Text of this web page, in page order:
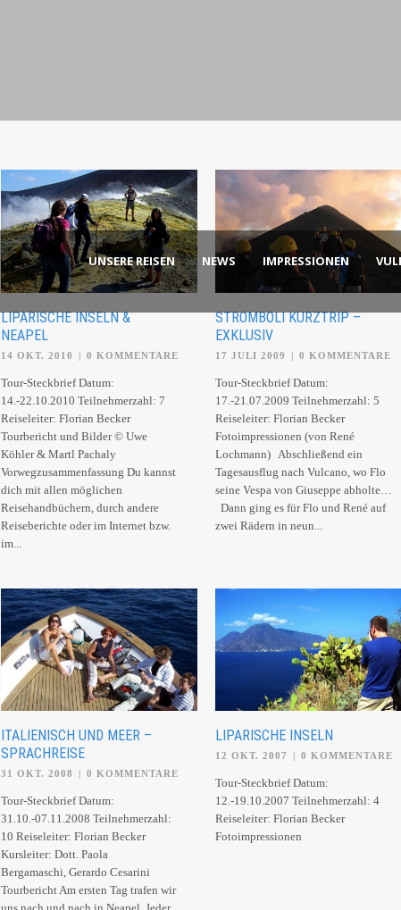
UNSERE REISEN NEWS IMPRESSIONEN
LIPARISCHE INSELN &
NEAPEL
14 OKT. 2010 | 0 KOMMENTARE
Tour-Steckbrief Datum:
14.-22.10.2010 Teilnehmerzahl: 7
Reiseleiter: Florian Becker
Tourbericht und Bilder © Uwe
Köhler & Martl Pachaly
Vorwegzusammenfassung Du kannst
dich mit allen möglichen
Reisehandbüchern, durch andere
Reiseberichte oder im Internet bzw.
im...
STROMBOLI KURZTRIP –
EXKLUSIV
17 JULI 2009 | 0 KOMMENTARE
Tour-Steckbrief Datum:
17.-21.07.2009 Teilnehmerzahl: 5
Reiseleiter: Florian Becker
Fotoimpressionen (von René
Lochmann) Abschließend ein
Tagesausflug nach Vulcano, wo Flo
seine Vespa von Giuseppe abholte…
Dann ging es für Flo und René auf
zwei Rädern in neun...
ITALIENISCH UND MEER –
SPRACHREISE
31 OKT. 2008 | 0 KOMMENTARE
Tour-Steckbrief Datum:
31.10.-07.11.2008 Teilnehmerzahl:
10 Reiseleiter: Florian Becker
Kursleiter: Dott. Paola
Bergamaschi, Gerardo Cesarini
Tourbericht Am ersten Tag trafen wir
LIPARISCHE INSELN
12 OKT. 2007 | 0 KOMMENTARE
Tour-Steckbrief Datum:
12.-19.10.2007 Teilnehmerzahl: 4
Reiseleiter: Florian Becker
Fotoimpressionen